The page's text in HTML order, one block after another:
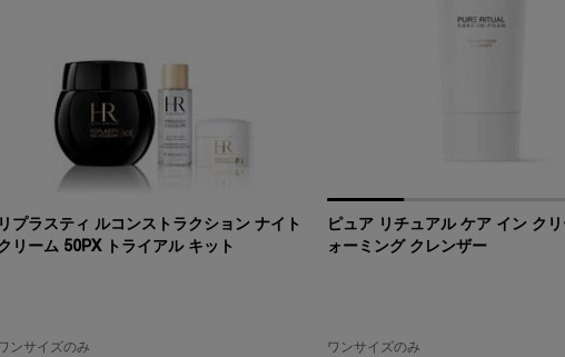
リプラスティ ルコンストラクション ナイト
リーム 50PX トライアル キット
ンサイズのみ
ピュア リチュアル ケア イン ク
ォーミング クレンザー
ワンサイズのみ